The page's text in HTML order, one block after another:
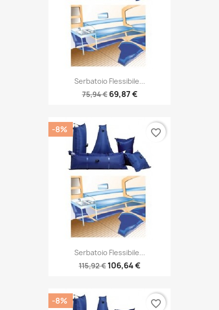
Serbatoio Flessibile...
75,94 € 69,87 €
Serbatoio Flessibile...
115,92 € 106,64 €
-8% favorite_border
-8%
favorite_border